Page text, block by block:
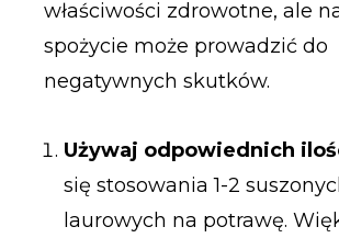
właściwości zdrowotne, ale
spożycie może prowadzić do
negatywnych skutków.
Używaj odpowiednich
się stosowania 1-2
laurowych na potrawę.